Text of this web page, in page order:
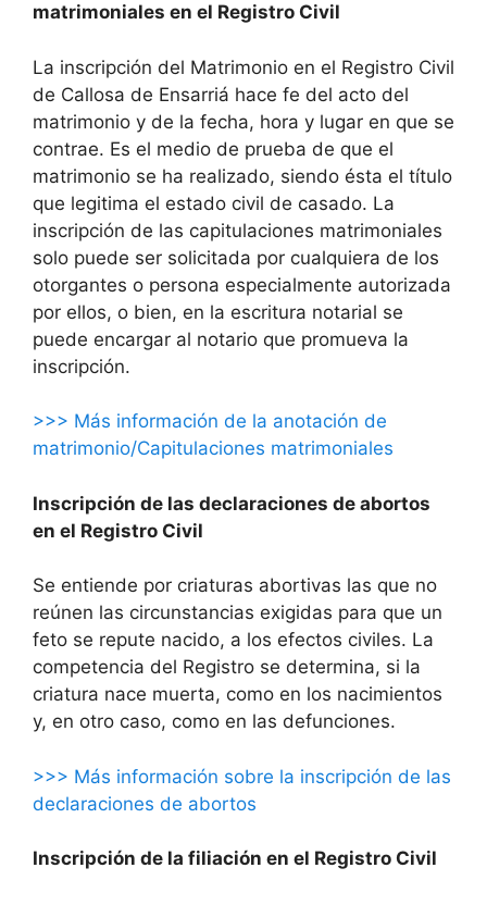
matrimoniales en el Registro Civil
La inscripción del Matrimonio en el Registro Civil
de Callosa de Ensarriá hace fe del acto del
matrimonio y de la fecha, hora y lugar en que se
contrae. Es el medio de prueba de que el
matrimonio se ha realizado, siendo ésta el título
que legitima el estado civil de casado. La
inscripción de las capitulaciones matrimoniales
solo puede ser solicitada por cualquiera de los
otorgantes o persona especialmente autorizada
por ellos, o bien, en la escritura notarial se
puede encargar al notario que promueva la
inscripción.
>>> Más información de la anotación de
matrimonio/Capitulaciones matrimoniales
Inscripción de las declaraciones de abortos
en el Registro Civil
Se entiende por criaturas abortivas las que no
reúnen las circunstancias exigidas para que un
feto se repute nacido, a los efectos civiles. La
competencia del Registro se determina, si la
criatura nace muerta, como en los nacimientos
y, en otro caso, como en las defunciones.
>>> Más información sobre la inscripción de las
declaraciones de abortos
Inscripción de la filiación en el Registro Civil